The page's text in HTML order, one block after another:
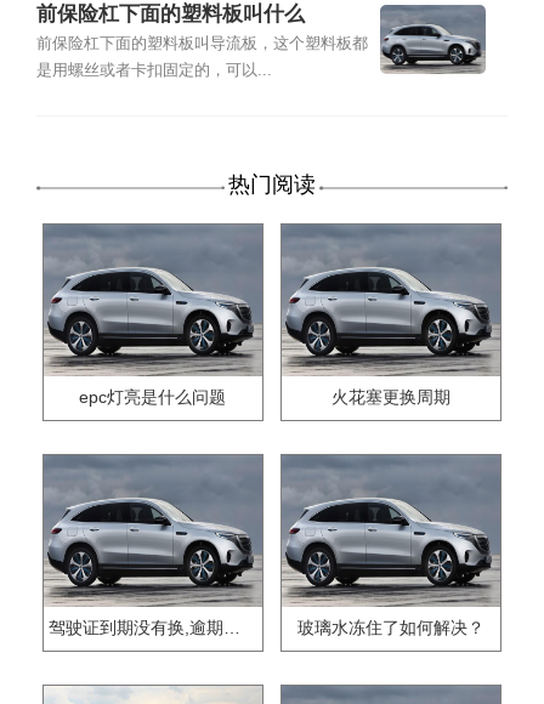
前保险杠下面的塑料板叫什么
前保险杠下面的塑料板叫导流板，这个塑料板都
是用螺丝或者卡扣固定的，可以...
热门阅读
epc灯亮是什么问题 火花塞更换周期
驾驶证到期没有换,逾期怎么办?? 玻璃水冻住了如何解决？